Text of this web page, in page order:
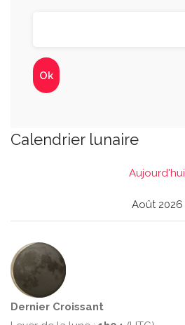
Calendrier lunaire
Aujourd'hui
Août 2026
Dernier Croissant